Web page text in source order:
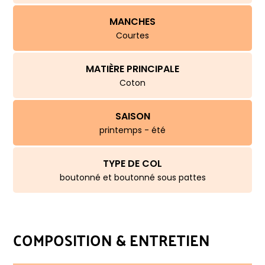
MANCHES
Courtes
MATIÈRE PRINCIPALE
Coton
SAISON
printemps - été
TYPE DE COL
boutonné et boutonné sous pattes
COMPOSITION & ENTRETIEN